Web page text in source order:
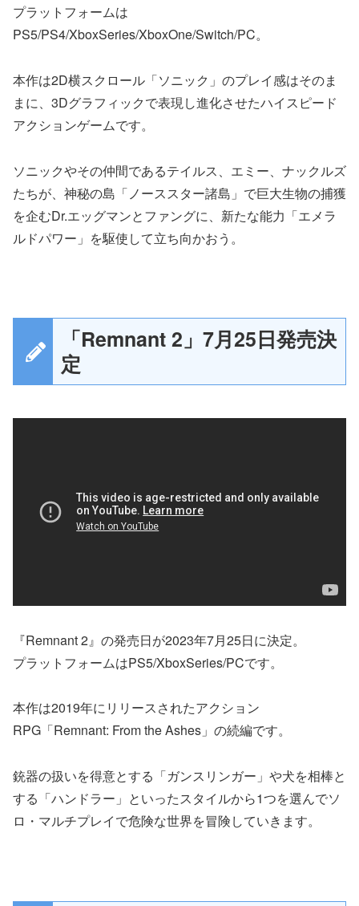
プラットフォームは
PS5/PS4/XboxSeries/XboxOne/Switch/PC。
本作は2D横スクロール「ソニック」のプレイ感はそのま
まに、3Dグラフィックで表現し進化させたハイスピード
アクションゲームです。
ソニックやその仲間であるテイルス、エミー、ナックルズ
たちが、神秘の島「ノーススター諸島」で巨大生物の捕獲
を企むDr.エッグマンとファングに、新たな能力「エメラ
ルドパワー」を駆使して立ち向かおう。
「Remnant 2」7月25日発売決
定
『Remnant 2』の発売日が2023年7月25日に決定。
プラットフォームはPS5/XboxSeries/PCです。
本作は2019年にリリースされたアクション
RPG「Remnant: From the Ashes」の続編です。
銃器の扱いを得意とする「ガンスリンガー」や犬を相棒と
する「ハンドラー」といったスタイルから1つを選んでソ
ロ・マルチプレイで危険な世界を冒険していきます。